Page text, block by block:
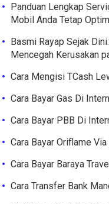
Panduan Lengkap
Mobil Anda Tetap
Basmi Rayap Sejak
Mencegah Kerusakan
Cara Mengisi TCash
Cara Bayar Gas Di
Cara Bayar PBB Di
Cara Bayar Oriflame
Cara Bayar Baraya
Cara Transfer Bank